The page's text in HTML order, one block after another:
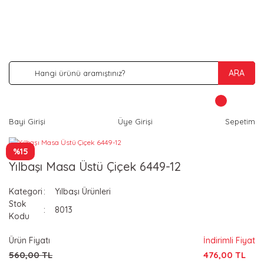
ARA
Bayi Girişi Üye Girişi Sepetim
%15
Yılbaşı Masa Üstü Çiçek 6449-12
Kategori
Yılbaşı Ürünleri
Stok
Kodu
8013
Ürün Fiyatı
560,00 TL
İndirimli Fiyat
476,00 TL